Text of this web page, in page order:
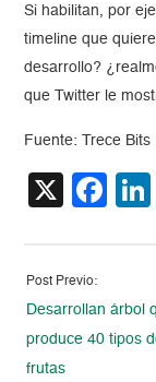
Si habilitan, por
timeline que
desarrollo?
que Twitter le
Fuente: Trece Bits
X
Post Previo:
Desarrollan árbol
produce 40 tipos
frutas